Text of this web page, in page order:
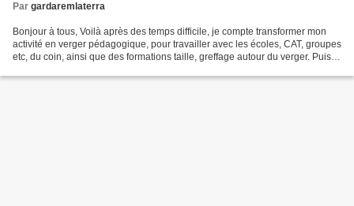
Par gardaremlaterra
Bonjour à tous, Voilà après des temps difficile, je compte transformer mon
activité en verger pédagogique, pour travailler avec les écoles, CAT, groupes
etc, du coin, ainsi que des formations taille, greffage autour du verger. Puis